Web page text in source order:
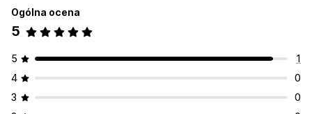
Ogólna ocena
5
5
1
4
0
3
0